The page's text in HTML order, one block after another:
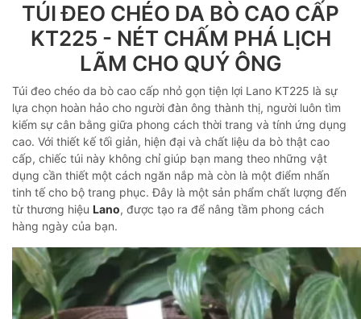
TÚI ĐEO CHÉO DA BÒ CAO CẤP
KT225 - NÉT CHẤM PHÁ LỊCH
LÃM CHO QUÝ ÔNG
Túi đeo chéo da bò cao cấp nhỏ gọn tiện lợi Lano KT225 là sự
lựa chọn hoàn hảo cho người đàn ông thành thị, người luôn tìm
kiếm sự cân bằng giữa phong cách thời trang và tính ứng dụng
cao. Với thiết kế tối giản, hiện đại và chất liệu da bò thật cao
cấp, chiếc túi này không chỉ giúp bạn mang theo những vật
dụng cần thiết một cách ngăn nắp mà còn là một điểm nhấn
tinh tế cho bộ trang phục. Đây là một sản phẩm chất lượng đến
từ thương hiệu Lano, được tạo ra để nâng tầm phong cách
hàng ngày của bạn.